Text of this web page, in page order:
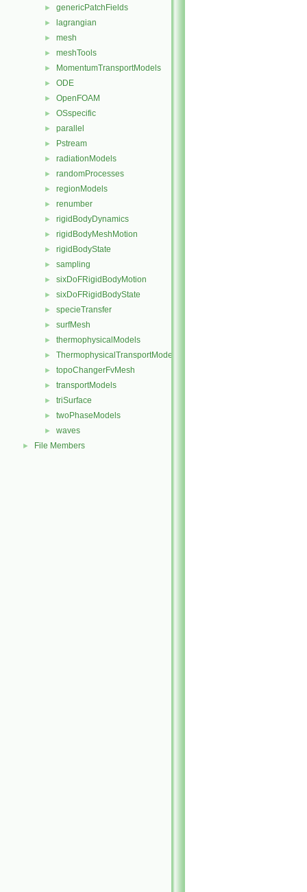
► genericPatchFields
► lagrangian
► mesh
► meshTools
► MomentumTransportModels
► ODE
► OpenFOAM
► OSspecific
► parallel
► Pstream
► radiationModels
► randomProcesses
► regionModels
► renumber
► rigidBodyDynamics
► rigidBodyMeshMotion
► rigidBodyState
► sampling
► sixDoFRigidBodyMotion
► sixDoFRigidBodyState
► specieTransfer
► surfMesh
► thermophysicalModels
► ThermophysicalTransportModels
► topoChangerFvMesh
► transportModels
► triSurface
► twoPhaseModels
► waves
► File Members